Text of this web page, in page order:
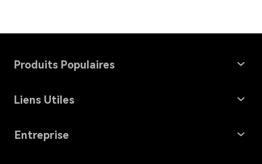
Produits Populaires
Windows Data Recovery
File Repair
Liens Utiles
Récupération de Carte Mémoire
Entreprise